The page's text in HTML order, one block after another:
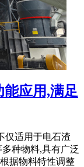
应用,满足
仅适用于电石渣
种物料,具有广泛
据物料特性调整